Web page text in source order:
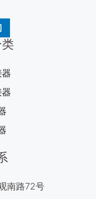
南路72号